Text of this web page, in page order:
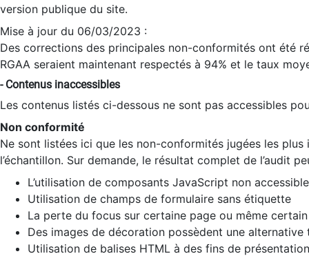
version publique du site.
Mise à jour du 06/03/2023 :
Des corrections des principales non-conformités ont été
RGAA seraient maintenant respectés à 94% et le taux
- Contenus inaccessibles
Les contenus listés ci-dessous ne sont pas accessibles
Non conformité
Ne sont listées ici que les non-conformités jugées les
l’échantillon. Sur demande, le résultat complet de l’audit
L’utilisation de composants JavaScript non
Utilisation de champs de formulaire sans étiquette
La perte du focus sur certaine page ou même
Des images de décoration possèdent une alternative
Utilisation de balises HTML à des fins de